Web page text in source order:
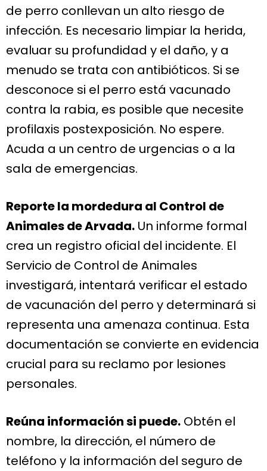
de perro conllevan un alto riesgo de
infección. Es necesario limpiar la herida,
evaluar su profundidad y el daño, y a
menudo se trata con antibióticos. Si se
desconoce si el perro está vacunado
contra la rabia, es posible que necesite
profilaxis postexposición. No espere.
Acuda a un centro de urgencias o a la
sala de emergencias.
Reporte la mordedura al Control de
Animales de Arvada. Un informe formal
crea un registro oficial del incidente. El
Servicio de Control de Animales
investigará, intentará verificar el estado
de vacunación del perro y determinará si
representa una amenaza continua. Esta
documentación se convierte en evidencia
crucial para su reclamo por lesiones
personales.
Reúna información si puede. Obtén el
nombre, la dirección, el número de
teléfono y la información del seguro de